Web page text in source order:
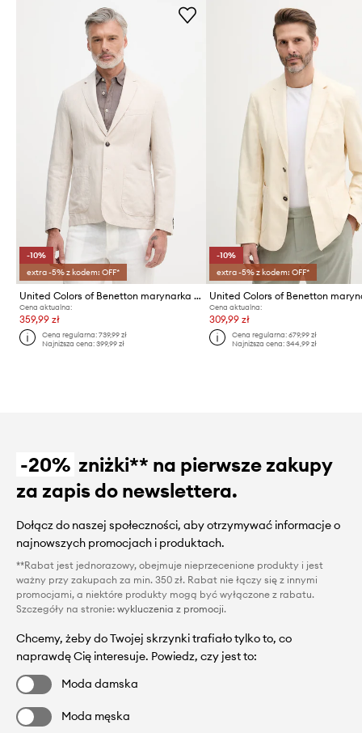
-10%
extra -5% z kodem: OFF*
United Colors of Benetton marynarka jednorzędowa męska z dodatkiem lnu
Cena aktualna:
359,99 zł
Cena regularna:739,99 zł
Najniższa cena:399,99 zł
-10%
extra -5% z kodem: OFF*
Cena aktualna:
309,99 zł
Cena regularna: 679,99 zł
Najniższa cena: 344,99 zł
-20% zniżki** na pierwsze zakupy
za zapis do newslettera.
Dołącz do naszej społeczności, aby otrzymywać informacje o
najnowszych promocjach i produktach.
**Rabat jest jednorazowy, obejmuje nieprzecenione produkty i jest
ważny przy zakupach za min. 350 zł. Rabat nie łączy się z innymi
promocjami, a niektóre produkty mogą być wyłączone z rabatu.
Szczegóły na stronie: wykluczenia z promocji.
Chcemy, żeby do Twojej skrzynki trafiało tylko to, co
naprawdę Cię interesuje. Powiedz, czy jest to:
Moda damska
Moda męska